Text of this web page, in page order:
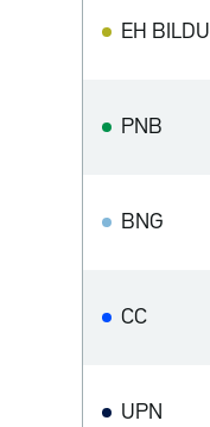
EH BILDU
PNB
BNG
CC
UPN